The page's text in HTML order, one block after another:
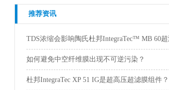
推荐资讯
TDS浓缩会影响陶氏杜邦IntegraTec™ MB 60超
如何避免中空纤维膜出现不可逆污染？
杜邦IntegraTec XP 51 IG是超高压超滤膜组件？